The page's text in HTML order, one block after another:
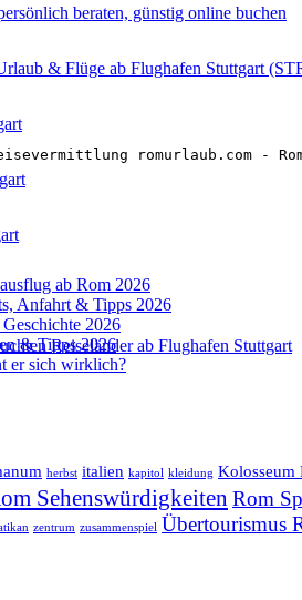
beraten, günstig online buchen
& Flüge ab Flughafen Stuttgart
Reiseländer ab Flughafen Stuttgart
romurlaub.com -
ab Rom 2026
Anfahrt & Tipps 2026
2026
& Tipps 2026
er sich wirklich?
herbst italien kapitol kleidung Kolosseum
Sehenswürdigkeiten Rom
zentrum zusammenspiel Übertourismus